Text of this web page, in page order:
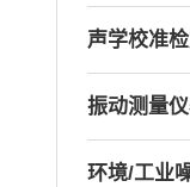
声学校准
振动测量
环境/工业